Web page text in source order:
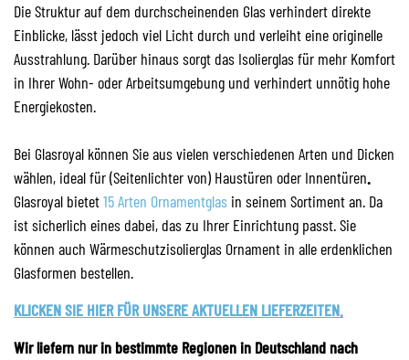
Die Struktur auf dem durchscheinenden Glas verhindert direkte
Einblicke, lässt jedoch viel Licht durch und verleiht eine originelle
Ausstrahlung. Darüber hinaus sorgt das Isolierglas für mehr Komfort
in Ihrer Wohn- oder Arbeitsumgebung und verhindert unnötig hohe
Energiekosten.
Bei Glasroyal können Sie aus vielen verschiedenen Arten und Dicken
wählen, ideal für (Seitenlichter von) Haustüren oder Innentüren.
Glasroyal bietet15 Arten Ornamentglas in seinem Sortiment an. Da
ist sicherlich eines dabei, das zu Ihrer Einrichtung passt. Sie
können auch Wärmeschutzisolierglas Ornament in alle erdenklichen
Glasformen bestellen.
KLICKEN SIE HIER FÜR UNSERE AKTUELLEN LIEFERZEITEN.
Wir liefern nur in bestimmte Regionen in Deutschland nach